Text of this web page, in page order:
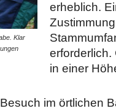
Klar
erheblich.
erforderlich.
in einer
im örtlichen